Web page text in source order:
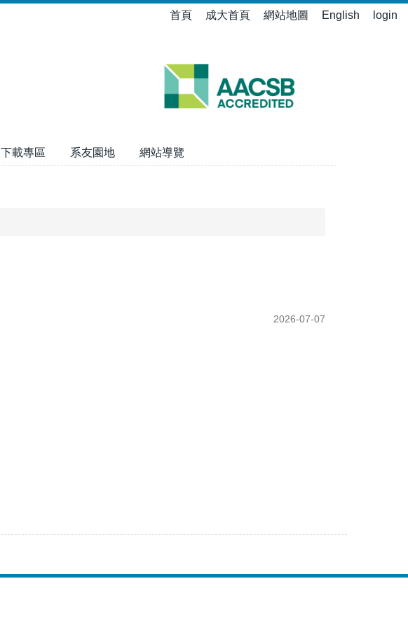
首頁 成大首頁 網站地圖 English login
下載專區 系友園地 網站導覽
2026-07-07